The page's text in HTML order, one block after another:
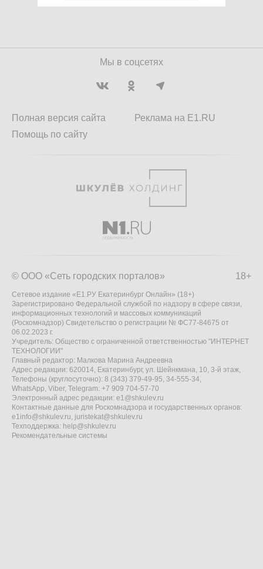
Мы в соцсетях
Полная версия сайта
Помощь по сайту
Реклама на E1.RU
18+
© ООО «Сеть городских порталов»
Сетевое издание «Е1.РУ Екатеринбург Онлайн» (18+)
Зарегистрировано Федеральной службой по надзору в сфере связи,
информационных технологий и массовых коммуникаций
(Роскомнадзор) Свидетельство о регистрации № ФС77-84675 от
06.02.2023 г.
Учредитель: Общество с ограниченной ответственностью "ИНТЕРНЕТ
ТЕХНОЛОГИИ"
Главный редактор: Малкова Марина Андреевна
Адрес редакции: 620014, Екатеринбург, ул. Шейнкмана, 10, 3-й этаж,
Телефоны (круглосуточно): 8 (343) 379-49-95, 34-555-34,
WhatsApp, Viber, Telegram: +7 909 704-57-70
Электронный адрес редакции: e1@shkulev.ru
Контактные данные для Роскомнадзора и государственных органов:
e1info@shkulev.ru, juristekat@shkulev.ru
Техподдержка: help@shkulev.ru
Рекомендательные системы